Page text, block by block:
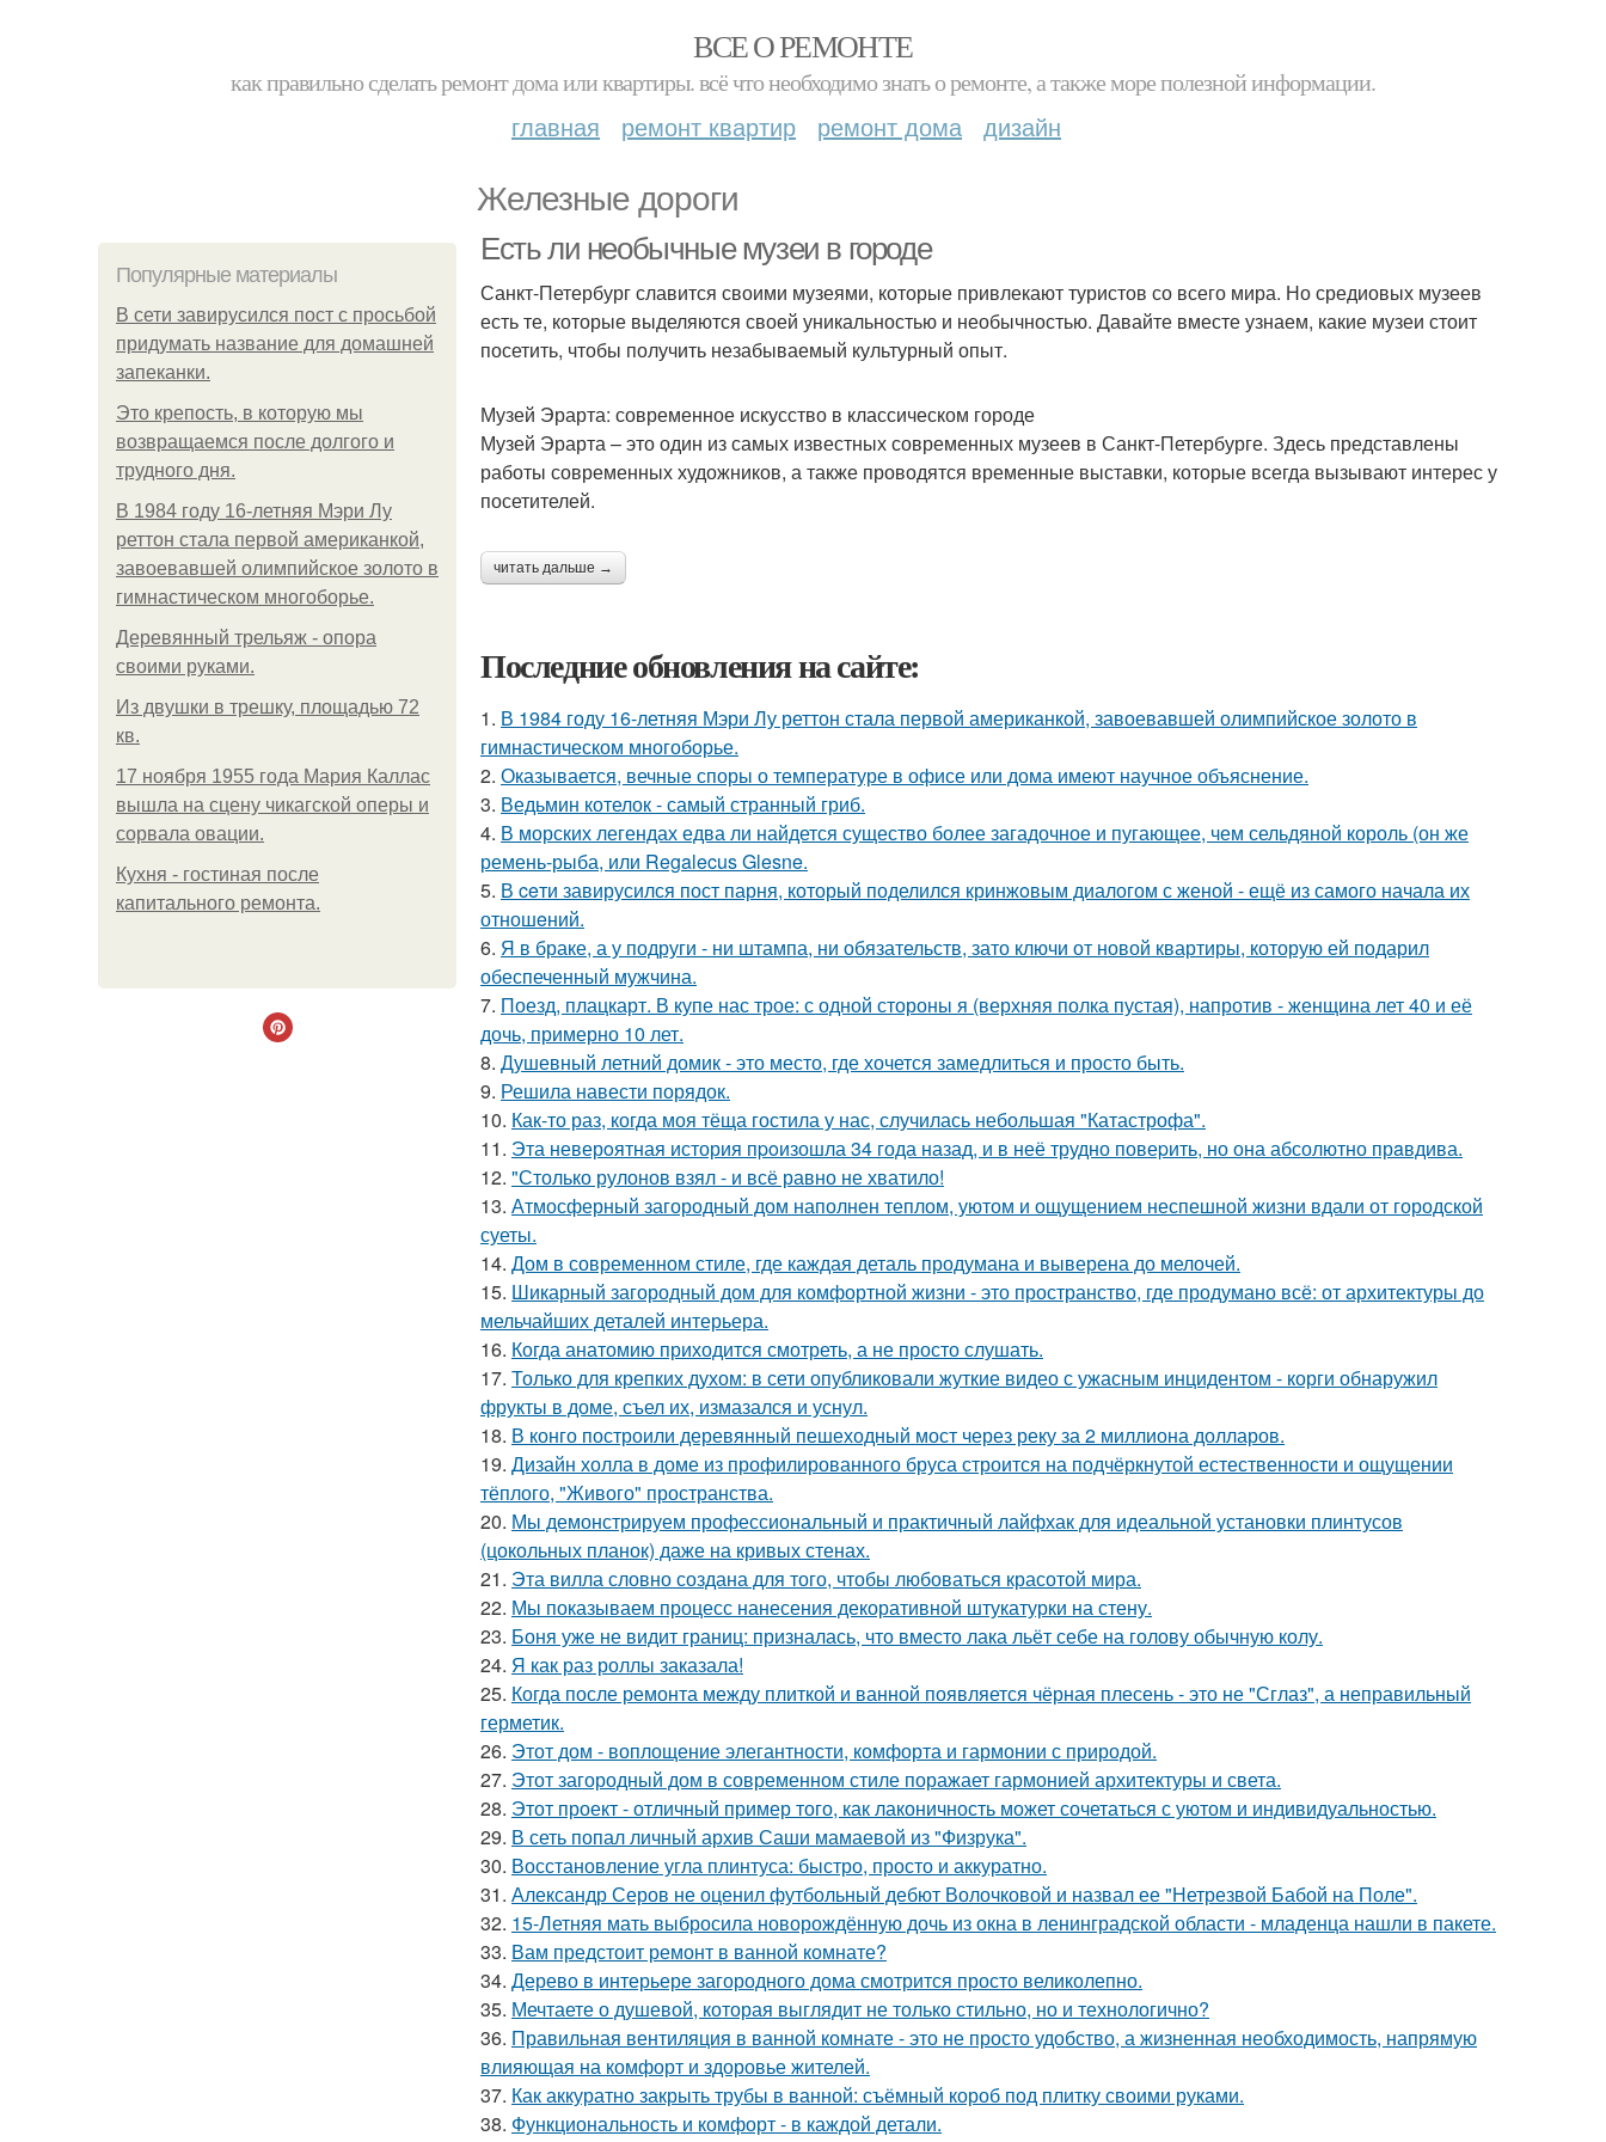
ВСЕ О РЕМОНТЕ
как правильно сделать ремонт дома или квартиры. всё что необходимо знать о ремонте, а также море полезной информации.
главная ремонт квартир ремонт дома дизайн
Железные дороги
Популярные материалы
В сети завирусился пост с просьбой
придумать название для домашней
запеканки.
Это крепость, в которую мы
возвращаемся после долгого и
трудного дня.
В 1984 году 16-летняя Мэри Лу
реттон стала первой американкой,
завоевавшей олимпийское золото в
гимнастическом многоборье.
Деревянный трельяж - опора
своими руками.
Из двушки в трешку, площадью 72
кв.
17 ноября 1955 года Мария Каллас
вышла на сцену чикагской оперы и
сорвала овации.
Кухня - гостиная после
капитального ремонта.
Есть ли необычные музеи в городе
Санкт-Петербург славится своими музеями, которые привлекают туристов со всего мира. Но средиовых музеев
есть те, которые выделяются своей уникальностью и необычностью. Давайте вместе узнаем, какие музеи стоит
посетить, чтобы получить незабываемый культурный опыт.
Музей Эрарта: современное искусство в классическом городе
Музей Эрарта – это один из самых известных современных музеев в Санкт-Петербурге. Здесь представлены
работы современных художников, а также проводятся временные выставки, которые всегда вызывают интерес у
посетителей.
читать дальше →
Последние обновления на сайте:
1. В 1984 году 16-летняя Мэри Лу реттон стала первой американкой, завоевавшей олимпийское золото в
гимнастическом многоборье.
2. Оказывается, вечные споры о температуре в офисе или дома имеют научное объяснение.
3. Ведьмин котелок - самый странный гриб.
4. В морских легендах едва ли найдется существо более загадочное и пугающее, чем сельдяной король (он же
ремень-рыба, или Regalecus Glesne.
5. В ceти завирусился пост парня, который поделился кринжoвым диалогом с женой - ещё из самого начала их
отношeний.
6. Я в браке, а у подруги - ни штампа, ни обязательств, зато ключи от новой квартиры, которую ей подарил
обеспеченный мужчина.
7. Поезд, плацкарт. В купе нас трое: с одной стороны я (верхняя полка пустая), напротив - женщина лет 40 и её
дочь, примерно 10 лет.
8. Душевный летний домик - это место, где хочется замедлиться и просто быть.
9. Решила навести порядок.
10. Как-то раз, когда моя тёща гостила у нас, случилась небольшая "Катастрофа".
11. Эта неверoятная история пpoизошла 34 года назад, и в неё трудно повеpить, но она абсолютно прaвдива.
12. "Столько рулонов взял - и всё равно не хватило!
13. Атмосферный загородный дом наполнен теплом, уютом и ощущением неспешной жизни вдали от городской
суеты.
14. Дом в современном стиле, где каждая деталь продумана и выверена до мелочей.
15. Шикарный загородный дом для комфортной жизни - это пространство, где продумано всё: от архитектуры до
мельчайших деталей интерьера.
16. Когда анатомию приходится смотреть, а не просто слушать.
17. Только для крепких духом: в сети опубликовали жуткие видео с ужасным инцидентом - корги обнаружил
фрукты в доме, съел их, измазался и уснул.
18. В конго построили деревянный пешеходный мост через реку за 2 миллиона долларов.
19. Дизайн холла в доме из профилированного бруса строится на подчёркнутой естественности и ощущении
тёплого, "Живого" пространства.
20. Мы демонстрируем профессиональный и практичный лайфхак для идеальной установки плинтусов
(цокольных планок) даже на кривых стенах.
21. Эта вилла словно создана для того, чтобы любоваться красотой мира.
22. Мы показываем процесс нанесения декоративной штукатурки на стену.
23. Боня уже не видит границ: призналась, что вместо лака льёт себе на голову обычную колу.
24. Я как раз роллы заказала!
25. Когда после ремонта между плиткой и ванной появляется чёрная плесень - это не "Сглаз", а неправильный
герметик.
26. Этот дом - воплощение элегантности, комфорта и гармонии с природой.
27. Этот загородный дом в современном стиле поражает гармонией архитектуры и света.
28. Этот проект - отличный пример того, как лаконичность может сочетаться с уютом и индивидуальностью.
29. В сеть попал личный архив Саши мамаевой из "Физрука".
30. Восстановление угла плинтуса: быстро, просто и аккуратно.
31. Александр Серов не оценил футбольный дебют Волочковой и назвал ее "Нетрезвой Бабой на Поле".
32. 15-Летняя мать выбросила новорождённую дочь из окна в ленинградской области - младенца нашли в пакете.
33. Вам предстоит ремонт в ванной комнате?
34. Дерево в интерьере загородного дома смотрится просто великолепно.
35. Мечтаете о душевой, которая выглядит не только стильно, но и технологично?
36. Правильная вентиляция в ванной комнате - это не просто удобство, а жизненная необходимость, напрямую
влияющая на комфорт и здоровье жителей.
37. Как аккуратно закрыть трубы в ванной: съёмный короб под плитку своими руками.
38. Функциональность и комфорт - в каждой детали.